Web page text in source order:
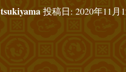
tsukiyama 投稿日: 2020年11月